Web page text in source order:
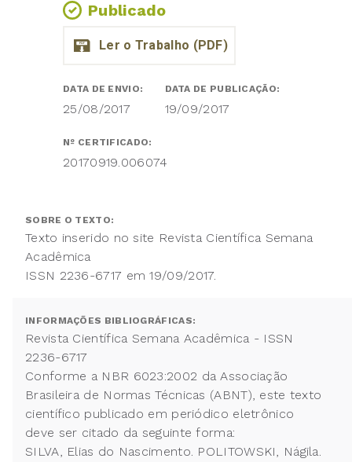
Publicado
DATA DE ENVIO:
25/08/2017
DATA DE PUBLICAÇÃO:
19/09/2017
Nº CERTIFICADO:
20170919.006074
SOBRE O TEXTO:
Texto inserido no site Revista Científica Semana
Acadêmica
ISSN 2236-6717 em 19/09/2017.
INFORMAÇÕES BIBLIOGRÁFICAS:
Revista Científica Semana Acadêmica - ISSN
2236-6717
Conforme a NBR 6023:2002 da Associação
Brasileira de Normas Técnicas (ABNT), este texto
científico publicado em periódico eletrônico
deve ser citado da seguinte forma:
SILVA, Elias do Nascimento. POLITOWSKI, Nágila.